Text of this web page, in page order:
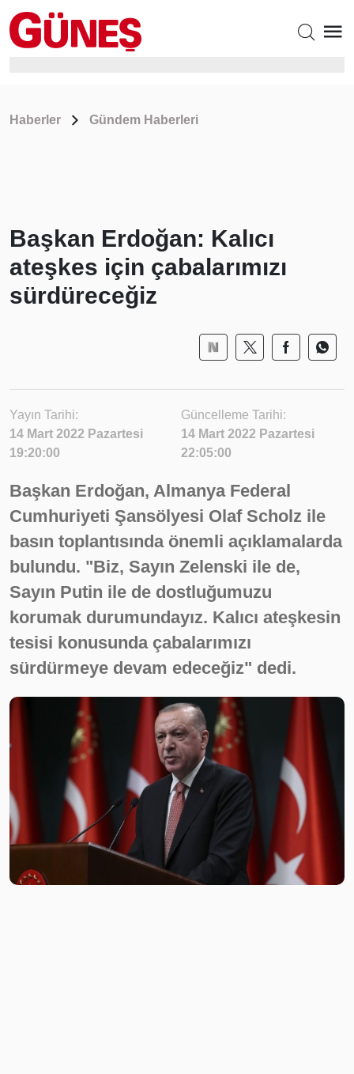
Haberler Gündem Haberleri
Başkan Erdoğan: Kalıcı
ateşkes için çabalarımızı
sürdüreceğiz
Yayın Tarihi:
14 Mart 2022 Pazartesi
19:20:00
Güncelleme Tarihi:
14 Mart 2022 Pazartesi
22:05:00
Başkan Erdoğan, Almanya Federal
Cumhuriyeti Şansölyesi Olaf Scholz ile
basın toplantısında önemli açıklamalarda
bulundu. "Biz, Sayın Zelenski ile de,
Sayın Putin ile de dostluğumuzu
korumak durumundayız. Kalıcı ateşkesin
tesisi konusunda çabalarımızı
sürdürmeye devam edeceğiz" dedi.